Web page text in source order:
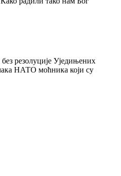
резолуције Уједињених
НАТО моћника који су